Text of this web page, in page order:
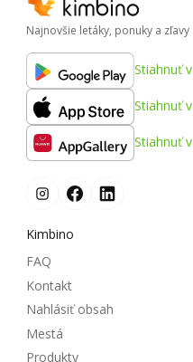
Najnovšie letáky, ponuky a zľavy
Stiahnuť v
Stiahnuť v
Stiahnuť v
Kimbino
FAQ
Kontakt
Nahlásiť obsah
Mestá
Produkty